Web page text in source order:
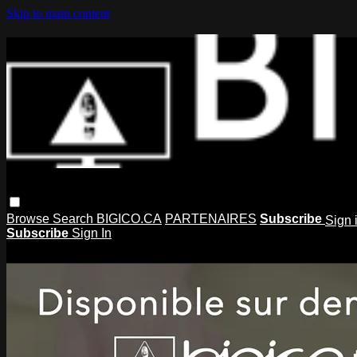
Skip to main content
Browse Search BIGICO.CA PARTENAIRES Subscribe Sign
Subscribe Sign In